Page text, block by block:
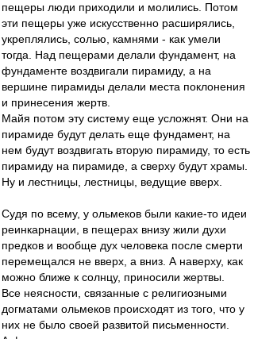
пещеры люди приходили и молились. Потом
эти пещеры уже искусственно расширялись,
укреплялись, солью, камнями - как умели
тогда. Над пещерами делали фундамент, на
фундаменте воздвигали пирамиду, а на
вершине пирамиды делали места поклонения
и принесения жертв.
Майя потом эту систему еще усложнят. Они на
пирамиде будут делать еще фундамент, на
нем будут воздвигать вторую пирамиду, то есть
пирамиду на пирамиде, а сверху будут храмы.
Ну и лестницы, лестницы, ведущие вверх.
Судя по всему, у ольмеков были какие-то идеи
реинкарнации, в пещерах внизу жили духи
предков и вообще дух человека после смерти
перемещался не вверх, а вниз. А наверху, как
можно ближе к солнцу, приносили жертвы.
Все неясности, связанные с религиозными
догматами ольмеков происходят из того, что у
них не было своей развитой письменности.